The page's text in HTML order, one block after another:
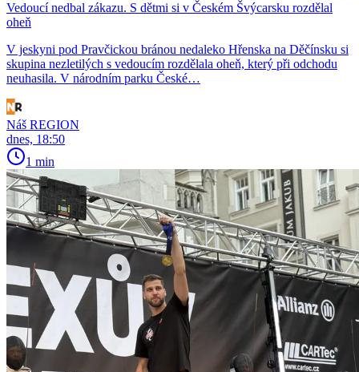
Vedoucí nedbal zákazu. S dětmi si v Českém Švýcarsku rozdělal
oheň
V jeskyni pod Pravčickou bránou nedaleko Hřenska na Děčínsku si
skupina nezletilých s vedoucím rozdělala oheň, který při odchodu
neuhasila. V národním parku České…
Náš REGION
dnes, 18:50
1 min